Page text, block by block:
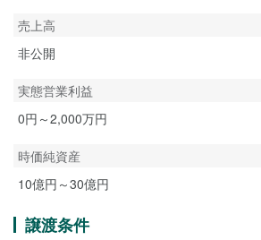
売上高
非公開
実態営業利益
0円～2,000万円
時価純資産
10億円～30億円
譲渡条件